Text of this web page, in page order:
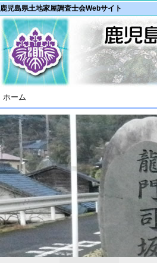
鹿児島県土地家屋調査士会Webサイト
ホーム